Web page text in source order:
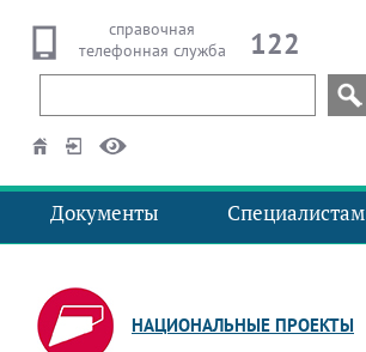
справочная
телефонная служба
122
Документы Специалистам
НАЦИОНАЛЬНЫЕ ПРОЕКТЫ